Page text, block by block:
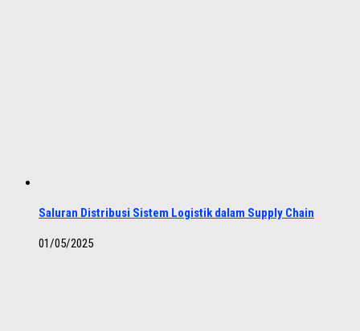
Saluran Distribusi Sistem Logistik dalam Supply Chain
01/05/2025